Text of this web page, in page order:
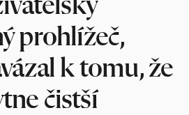
prohlížeč,
k tomu, že
čistší